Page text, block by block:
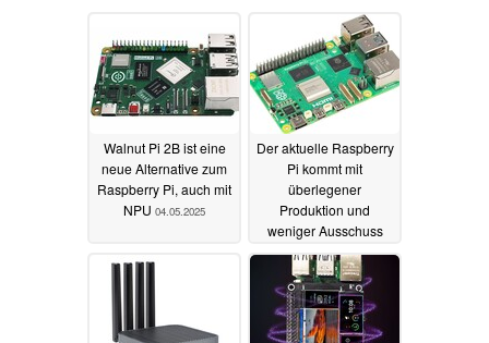
Walnut Pi 2B ist eine
neue Alternative zum
Raspberry Pi, auch mit
NPU 04.05.2025
Der aktuelle Raspberry
Pi kommt mit
überlegener
Produktion und
weniger Ausschuss
04.05.2025